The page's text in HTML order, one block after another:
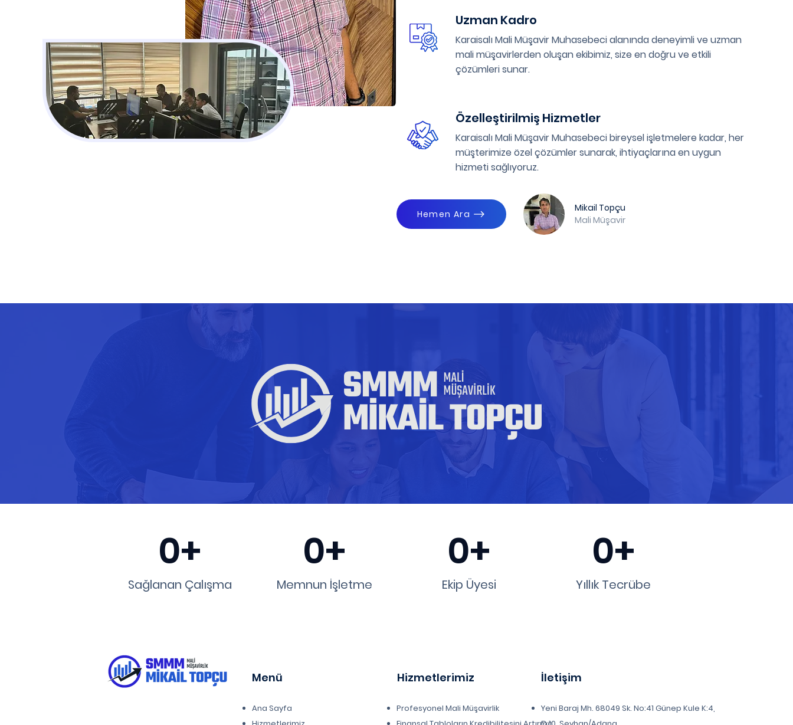
Uzman Kadro
Karaisalı Mali Müşavir Muhasebeci alanında deneyimli ve uzman
mali müşavirlerden oluşan ekibimiz, size en doğru ve etkili
çözümleri sunar.
Özelleştirilmiş Hizmetler
Karaisalı Mali Müşavir Muhasebeci bireysel işletmelere kadar, her
müşterimize özel çözümler sunarak, ihtiyaçlarına en uygun
hizmeti sağlıyoruz.
Hemen Ara
Mikail Topçu
Mali Müşavir
0+
Sağlanan Çalışma
0+
Memnun İşletme
0+
Ekip Üyesi
0+
Yıllık Tecrübe
Menü
Ana Sayfa
Hizmetlerimiz
Profesyonel Mali Müşavirlik
İletişim
Yeni Baraj Mh. 68049 Sk. No:41 Günep Kule K:4,